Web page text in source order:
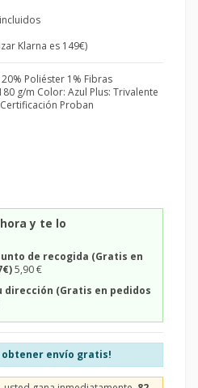
Klarna es 149€)
Poliéster 1% Fibras
g/m Color: Azul Plus: Trivalente
Proban
y te lo
de recogida (Gratis en
5,90 €
dirección (Gratis en pedidos
obtener envío gratis!